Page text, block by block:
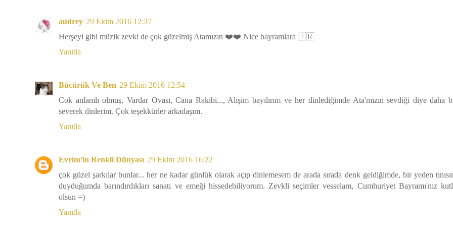
audrey 29 Ekim 2016 12:37
Herşeyi gibi müzik zevki de çok güzelmiş Atamızın ❤️❤️ Nice bayramlara 🇹🇷
Yanıtla
Bücürük Ve Ben 29 Ekim 2016 12:54
Cok anlamlı olmuş, Vardar Ovası, Cana Rakibi..., Alişim bayılırım ve her dinlediğimde Ata'mızın sevdiği diye daha
severek dinlerim. Çok teşekkürler arkadaşım.
Yanıtla
Evrim'in Renkli Dünyası 29 Ekim 2016 16:22
çok güzel şarkılar bunlar... her ne kadar günlük olarak açıp dinlemesem de arada sırada denk geldiğimde, bir yeden
duyduğumda barındırdıkları sanatı ve emeği hissedebiliyorum. Zevkli seçimler vesselam, Cumhuriyet Bayramı'nız
olsun =)
Yanıtla